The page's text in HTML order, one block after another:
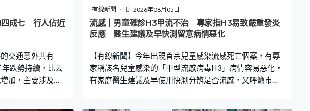
成七 行人佔近
交通意外共有
跌勢持續，比去
加，主要涉及商
有線新聞 2026年08月05日
流感｜男童確診H3甲流不治 專家指H3易致嚴重發炎
反應 醫生建議及早快測留意病情惡化
【有線新聞】今年出現首宗兒童感染流感死亡個案，有專
家稱該名兒童感染的「甲型流感病毒H3」病情容易惡化，
有家庭醫生建議及早使用快測分辨是否流感，又呼籲市民